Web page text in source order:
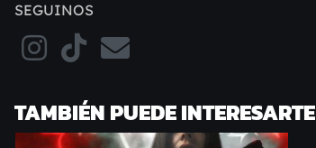
SEGUINOS
TAMBIÉN PUEDE INTERESARTE